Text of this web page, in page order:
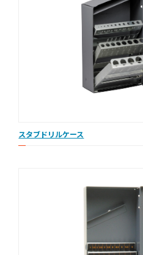
スタブドリルケース